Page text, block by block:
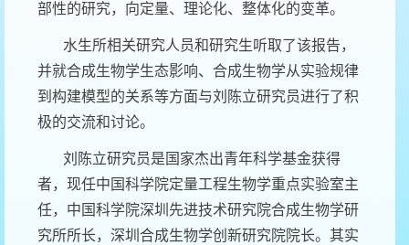
部性的研究，向定量、理论化、整体化的变革。
水生所相关研究人员和研究生听取了该报告，
并就合成生物学生态影响、合成生物学从实验规律
到构建模型的关系等方面与刘陈立研究员进行了积
极的交流和讨论。
刘陈立研究员是国家杰出青年科学基金获得
者，现任中国科学院定量工程生物学重点实验室主
任，中国科学院深圳先进技术研究院合成生物学研
究所所长，深圳合成生物学创新研究院院长。其实